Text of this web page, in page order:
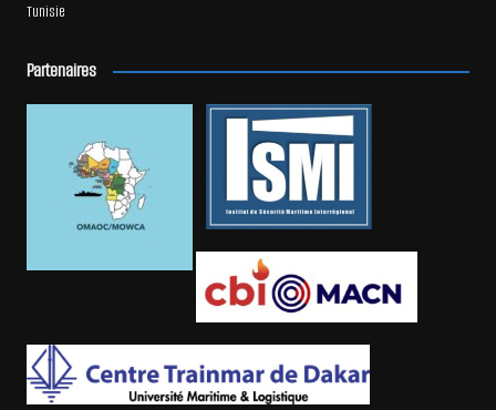
Tunisie
Partenaires